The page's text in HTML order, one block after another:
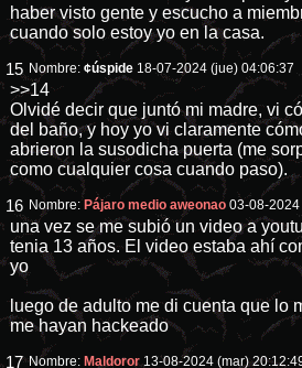
haber visto gente y escucho a
cuando solo estoy yo en la casa.
15 Nombre:¢úspide 18-07-2024 (jue) 04:06:37
>>14
Olvidé decir que juntó mi madre, vi
del baño, y hoy yo vi claramente
abrieron la susodicha puerta (me
como cualquier cosa cuando paso).
16 Nombre: Pájaro medio aweonao 03-08-
una vez se me subió un video a
tenia 13 años. El video estaba ahí
yo
luego de adulto me di cuenta que lo
me hayan hackeado
17 Nombre: Maldoror 13-08-2024 (mar)